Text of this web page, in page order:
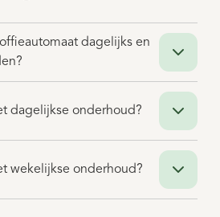
dagelijks en
dagelijkse onderhoud?
wekelijkse onderhoud?